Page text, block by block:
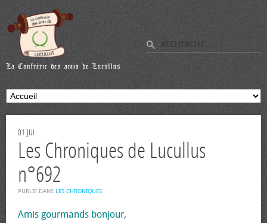
01 JUI
Les Chroniques de Lucullus
n°692
PUBLIÉ DANS LES CHRONIQUES.
Amis gourmands bonjour,